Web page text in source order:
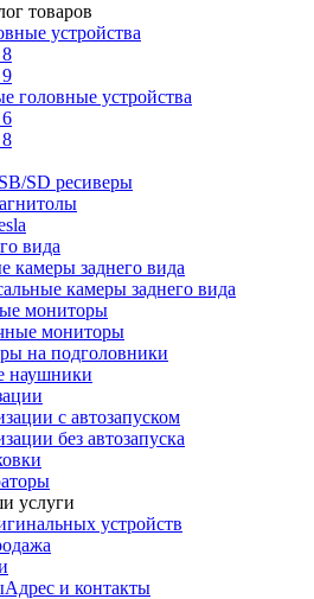
товаров
устройства
головные устройства
SD ресиверы
вида
камеры заднего вида
камеры заднего вида
мониторы
мониторы
на подголовники
наушники
с автозапуском
без автозапуска
услуги
устройств
Адрес и контакты